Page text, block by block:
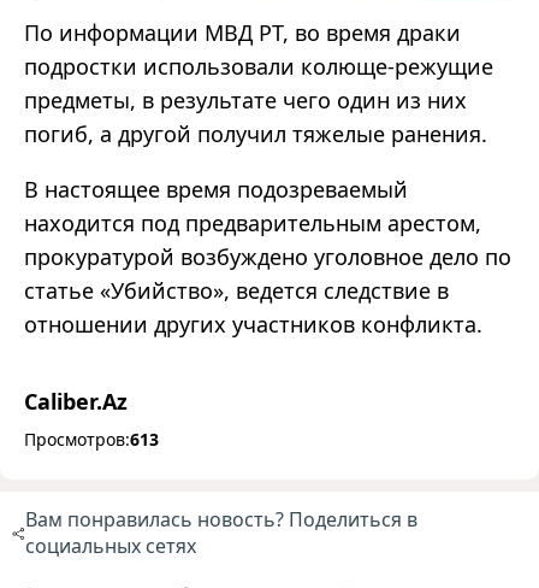
По информации МВД РТ, во время драки
подростки использовали колюще-режущие
предметы, в результате чего один из них
погиб, а другой получил тяжелые ранения.
В настоящее время подозреваемый
находится под предварительным арестом,
прокуратурой возбуждено уголовное дело по
статье «Убийство», ведется следствие в
отношении других участников конфликта.
Caliber.Az
Просмотров:613
Вам понравилась новость? Поделиться в
социальных сетях